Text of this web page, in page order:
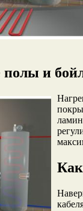
полы и